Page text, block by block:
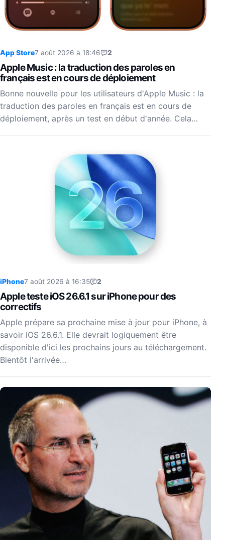
App Store7 août 2026 à 18:46 2
Apple Music : la traduction des paroles en
français est en cours de déploiement
Bonne nouvelle pour les utilisateurs d'Apple Music : la
traduction des paroles en français est en cours de
déploiement, après un test en début d'année. Cela…
iPhone7 août 2026 à 16:35 2
Apple teste iOS 26.6.1 sur iPhone pour des
correctifs
Apple prépare sa prochaine mise à jour pour iPhone, à
savoir iOS 26.6.1. Elle devrait logiquement être
disponible d'ici les prochains jours au téléchargement.
Bientôt l'arrivée…